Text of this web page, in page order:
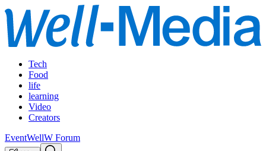
Tech
Food
life
learning
Video
Creators
EventWellW Forum